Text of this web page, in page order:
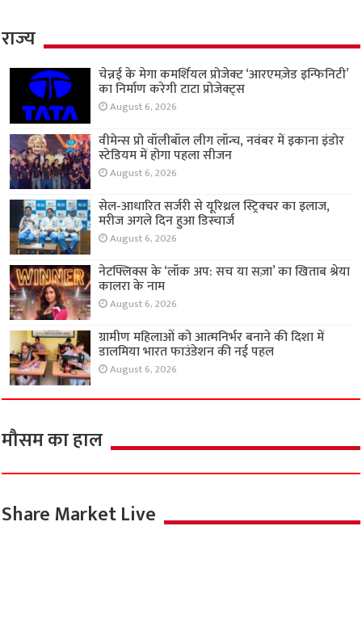
राज्य
चेन्नई के मेगा कमर्शियल प्रोजेक्ट ‘आरएमज़ेड इन्फिनिटी’
का निर्माण करेगी टाटा प्रोजेक्ट्स
August 6, 2026
वीमेन्स प्रो वॉलीबॉल लीग लॉन्च, नवंबर में इकाना इंडोर
स्टेडियम में होगा पहला सीजन
August 6, 2026
सेल-आधारित सर्जरी से यूरिथ्रल स्ट्रिक्चर का इलाज,
मरीज अगले दिन हुआ डिस्चार्ज
August 6, 2026
नेटफ्लिक्स के ‘लॉक अप: सच या सज़ा’ का खिताब श्रेया
कालरा के नाम
August 6, 2026
ग्रामीण महिलाओं को आत्मनिर्भर बनाने की दिशा में
डालमिया भारत फाउंडेशन की नई पहल
August 6, 2026
मौसम का हाल
Share Market Live